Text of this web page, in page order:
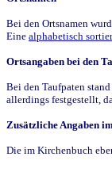
Bei den Ortsnamen
Eine alphabetisch
Ortsangaben bei den
Bei den Taufpaten
allerdings festgestellt,
Zusätzliche Angaben
Die im Kirchenbuch